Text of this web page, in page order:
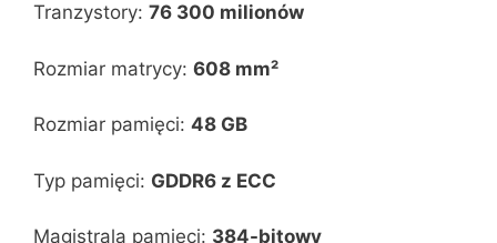
Tranzystory: 76 300 milionów
Rozmiar matrycy: 608 mm²
Rozmiar pamięci: 48 GB
Typ pamięci: GDDR6 z ECC
Magistrala pamięci: 384-bitowy